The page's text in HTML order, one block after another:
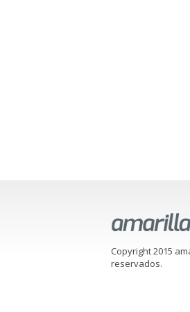
Copyright 2015
reservados.